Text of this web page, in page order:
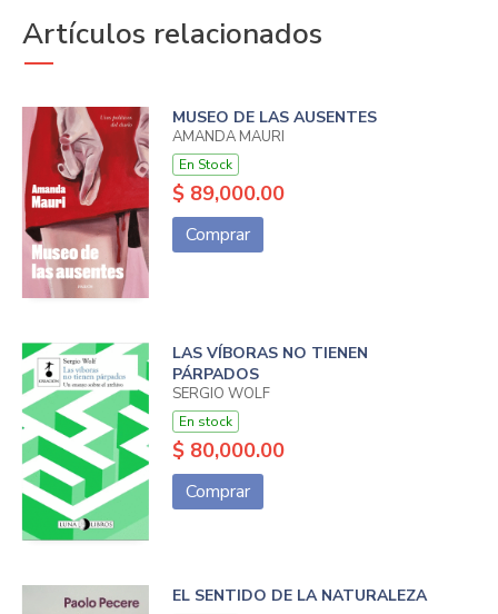
Artículos relacionados
MUSEO DE LAS AUSENTES
AMANDA MAURI
En Stock
$ 89,000.00
Comprar
LAS VÍBORAS NO TIENEN
PÁRPADOS
SERGIO WOLF
En stock
$ 80,000.00
Comprar
EL SENTIDO DE LA NATURALEZA